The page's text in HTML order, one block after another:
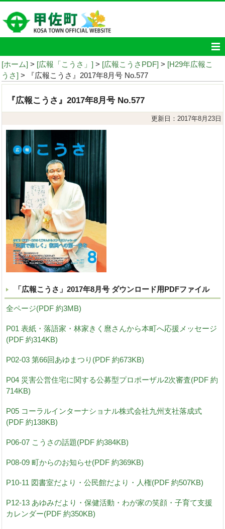
[ホーム] > [広報「こうさ」] > [広報こうさPDF] > [H29年広報こ
うさ] > 『広報こうさ』2017年8月号 No.577
『広報こうさ』2017年8月号 No.577
更新日：2017年8月23日
「広報こうさ」2017年8月号 ダウンロード用PDFファイル
全ページ(PDF 約3MB)
P01 表紙・落語家・林家きく麿さんから本町へ応援メッセージ
(PDF 約314KB)
P02-03 第66回あゆまつり(PDF 約673KB)
P04 災害公営住宅に関する公募型プロポーザル2次審査(PDF 約
714KB)
P05 コーラルインターナショナル株式会社九州支社落成式
(PDF 約138KB)
P06-07 こうさの話題(PDF 約384KB)
P08-09 町からのお知らせ(PDF 約369KB)
P10-11 図書室だより・公民館だより・人権(PDF 約507KB)
P12-13 あゆみだより・保健活動・わが家の笑顔・子育て支援
カレンダー(PDF 約350KB)